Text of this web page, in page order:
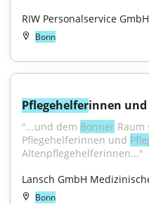
RIW Personalservice
Bonn
Pflegehelferinnen und
"...und dem Bonner
Pflegehelferinnen und
Altenpflegehelferinnen..."
Lansch GmbH
Bonn